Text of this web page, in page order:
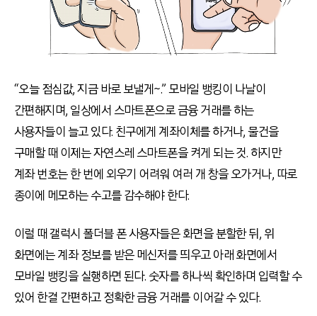
“오늘 점심값, 지금 바로 보낼게~.” 모바일 뱅킹이 나날이
간편해지며, 일상에서 스마트폰으로 금융 거래를 하는
사용자들이 늘고 있다. 친구에게 계좌이체를 하거나, 물건을
구매할 때 이제는 자연스레 스마트폰을 켜게 되는 것. 하지만
계좌 번호는 한 번에 외우기 어려워 여러 개 창을 오가거나, 따로
종이에 메모하는 수고를 감수해야 한다.
이럴 때 갤럭시 폴더블 폰 사용자들은 화면을 분할한 뒤, 위
화면에는 계좌 정보를 받은 메신저를 띄우고 아래 화면에서
모바일 뱅킹을 실행하면 된다. 숫자를 하나씩 확인하며 입력할 수
있어 한결 간편하고 정확한 금융 거래를 이어갈 수 있다.